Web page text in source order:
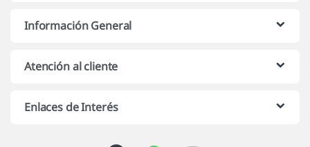
Información General
Atención al cliente
Enlaces de Interés